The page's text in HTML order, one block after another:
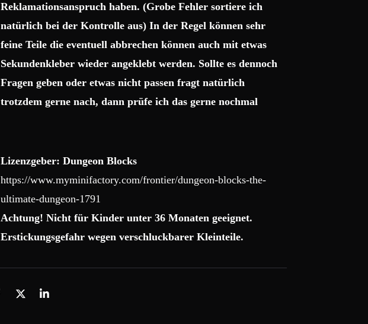
Reklamationsanspruch haben. (Grobe Fehler sortiere ich
natürlich bei der Kontrolle aus) In der Regel können sehr
feine Teile die eventuell abbrechen können auch mit etwas
Sekundenkleber wieder angeklebt werden. Sollte es dennoch
Fragen geben oder etwas nicht passen fragt natürlich
trotzdem gerne nach, dann prüfe ich das gerne nochmal
Lizenzgeber: Dungeon Blocks
https://www.myminifactory.com/frontier/dungeon-blocks-the-
ultimate-dungeon-1791
Achtung! Nicht für Kinder unter 36 Monaten geeignet.
Erstickungsgefahr wegen verschluckbarer Kleinteile.
T
T